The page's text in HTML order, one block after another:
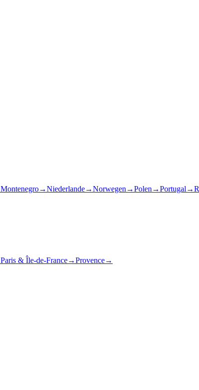
Montenegro→Niederlande→Norwegen →Polen →Portugal →
Paris & Île-de-France→Provence→